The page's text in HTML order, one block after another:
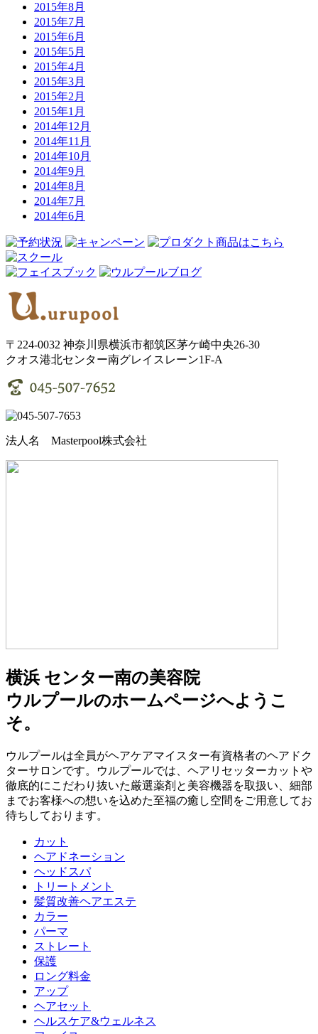
2015年8月
2015年7月
2015年6月
2015年5月
2015年4月
2015年3月
2015年2月
2015年1月
2014年12月
2014年11月
2014年10月
2014年9月
2014年8月
2014年7月
2014年6月
〒224-0032 神奈川県横浜市都筑区茅ケ崎中央26-30
クオス港北センター南グレイスレーン1F‐A
法人名 Masterpool株式会社
横浜 センター南の美容院
ウルプールのホームページへようこ
そ。
ウルプールは全員がヘアケアマイスター有資格者のヘアドク
ターサロンです。ウルプールでは、ヘアリセッターカットや
徹底的にこだわり抜いた厳選薬剤と美容機器を取扱い、細部
までお客様への想いを込めた至福の癒し空間をご用意してお
待ちしております。
カット
ヘアドネーション
ヘッドスパ
トリートメント
髪質改善ヘアエステ
カラー
パーマ
ストレート
保護
ロング料金
アップ
ヘアセット
ヘルスケア&ウェルネス